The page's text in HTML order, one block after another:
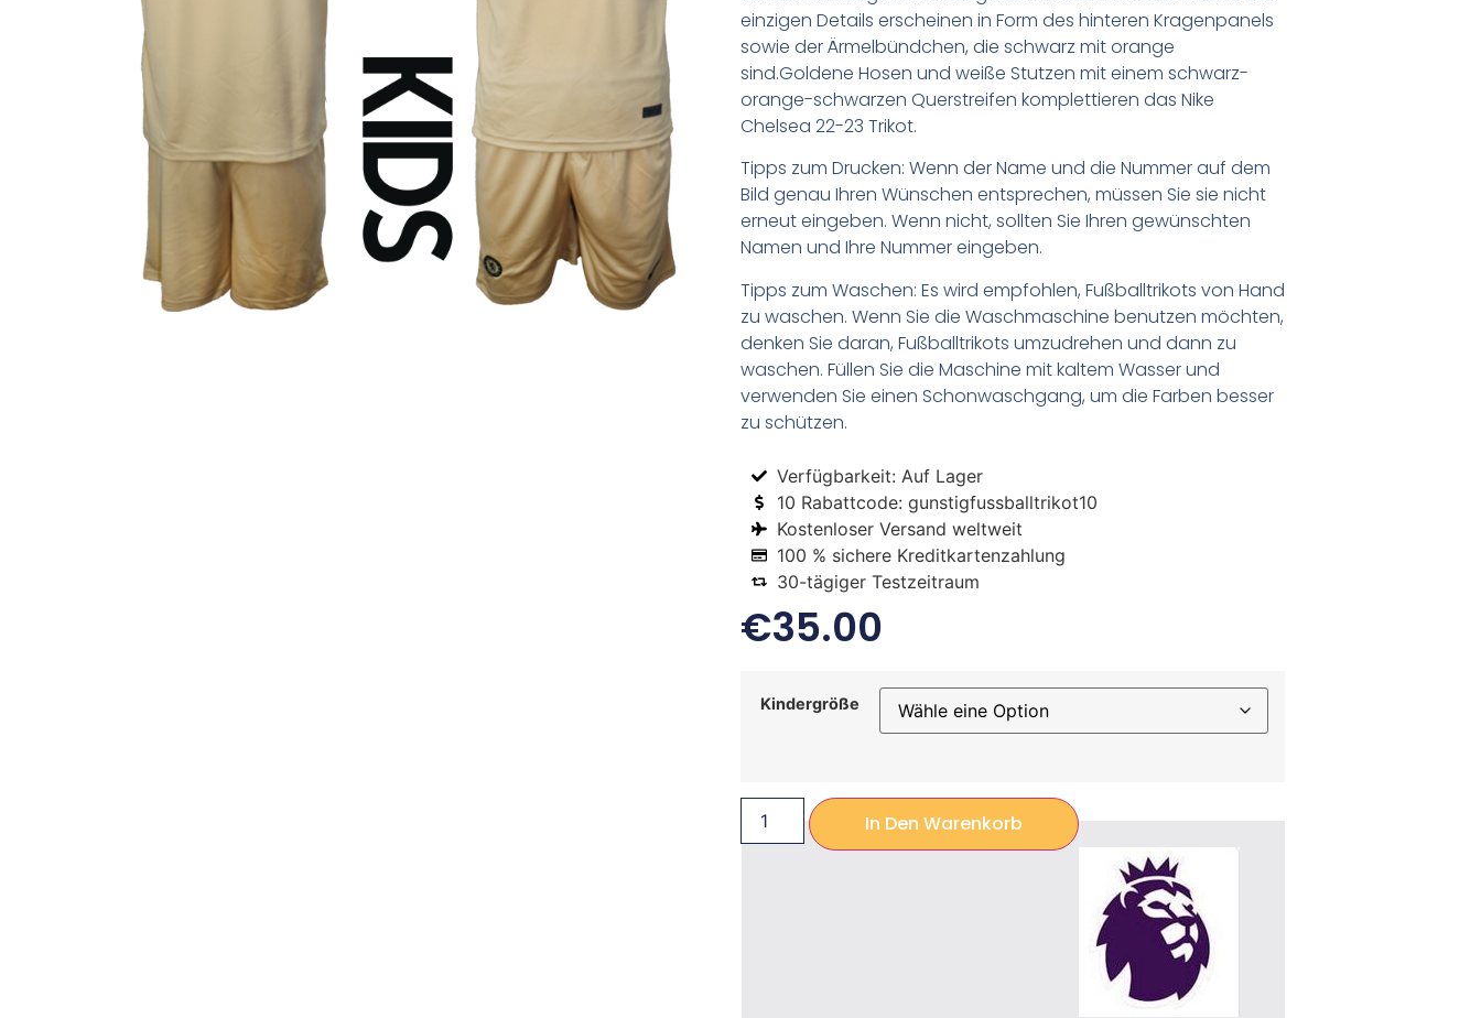
einzigen Details erscheinen in Form des hinteren Kragenpanels
sowie der Ärmelbündchen, die schwarz mit orange
sind.Goldene Hosen und weiße Stutzen mit einem schwarz-
orange-schwarzen Querstreifen komplettieren das Nike
Chelsea 22-23 Trikot.
Tipps zum Drucken: Wenn der Name und die Nummer auf dem
Bild genau Ihren Wünschen entsprechen, müssen Sie sie nicht
erneut eingeben. Wenn nicht, sollten Sie Ihren gewünschten
Namen und Ihre Nummer eingeben.
Tipps zum Waschen: Es wird empfohlen, Fußballtrikots von Hand
zu waschen. Wenn Sie die Waschmaschine benutzen möchten,
denken Sie daran, Fußballtrikots umzudrehen und dann zu
waschen. Füllen Sie die Maschine mit kaltem Wasser und
verwenden Sie einen Schonwaschgang, um die Farben besser
zu schützen.
Verfügbarkeit: Auf Lager
10 Rabattcode: gunstigfussballtrikot10
Kostenloser Versand weltweit
100 % sichere Kreditkartenzahlung
30-tägiger Testzeitraum
€35.00
Kindergröße
In Den Warenkorb